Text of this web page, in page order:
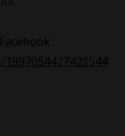
: